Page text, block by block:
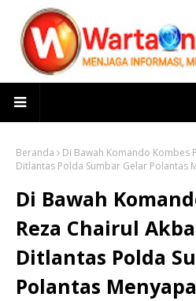
Beranda
Di Bawah Komando Kombes
Ditlantas Polda Sumbar Gelar Polantas
Di Bawah
Reza Chairul
Ditlantas Polda
Polantas